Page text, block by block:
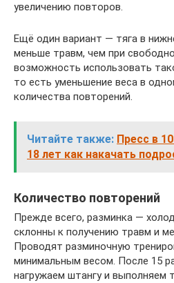
увеличению повторов.
Ещё один вариант — тяга в
меньше травм, чем при
возможность использовать
то есть уменьшение веса в
количества повторений.
Читайте также: Пресс в
18 лет как накачать
Количество повторений
Прежде всего, разминка —
склонны к получению травм и
Проводят разминочную
минимальным весом. После 15
нагружаем штангу и выполняем